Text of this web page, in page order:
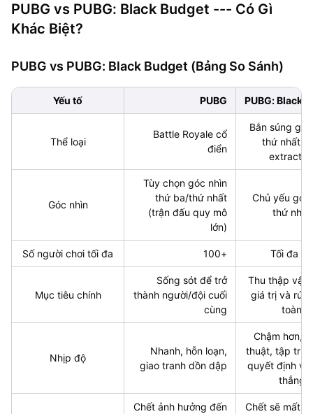
PUBG vs PUBG: Black Budget --- Có Gì
Khác Biệt?
PUBG vs PUBG: Black Budget (Bảng So Sánh)
Yếu tố PUBG PUBG: Black
Thể loại
Battle Royale cổ
điển
Bắn súng
thứ nhất
Góc nhìn
Tùy chọn góc nhìn
thứ ba/thứ nhất
(trận đấu quy mô
lớn)
Chủ yếu góc
thứ nhất
Số người chơi tối đa 100+ Tối đa 45
Mục tiêu chính
Sống sót để trở
thành người/đội cuối
cùng
Thu thập vật
giá trị và rút
toàn
Nhịp độ
Nhanh, hỗn loạn,
giao tranh dồn dập
Chậm hơn,
thuật, tập
quyết định và
thẳng
Chết ảnh hưởng đến
Chết sẽ mất